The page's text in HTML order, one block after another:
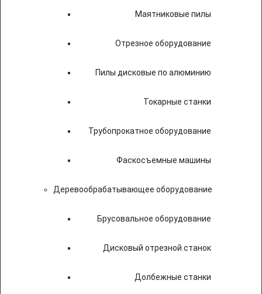
Маятниковые пилы
Отрезное оборудование
Пилы дисковые по алюминию
Токарные станки
Трубопрокатное оборудование
Фаскосъемные машины
Деревообрабатывающее оборудование
Брусовальное оборудование
Дисковый отрезной станок
Долбежные станки